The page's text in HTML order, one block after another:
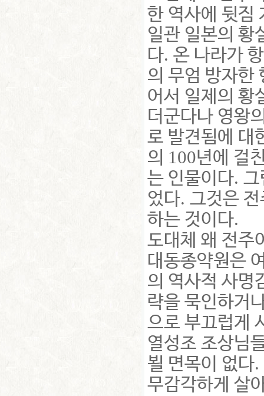
한 역사에 뒷짐
일관 일본의 황
다. 온 나라가
의 무엄 방자한
어서 일제의 황
더군다나 영왕
로 발견됨에 대
의 100년에 걸
는 인물이다. 그
었다. 그것은
하는 것이다.
도대체 왜 전주
대동종약원은
의 역사적 사명
략을 묵인하거
으로 부끄럽게
열성조 조상님
뵐 면목이 없다.
무감각하게 살